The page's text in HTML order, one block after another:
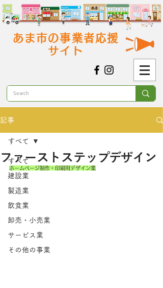
あま市の事業者応援
サイト
記事
すべて
建設業
製造業
飲食業
卸売・小売業
サービス業
その他の事業
すべて
ファーストステップデザイン
ホームページ制作・印刷用デザイン業